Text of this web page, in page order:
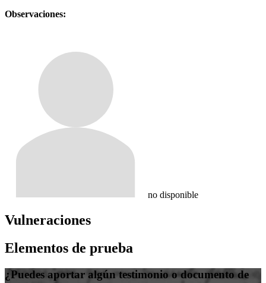
Observaciones:
no disponible
Vulneraciones
Elementos de prueba
¿Puedes aportar algún testimonio o documento de